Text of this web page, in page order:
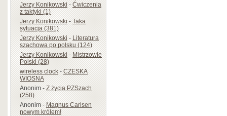
Jerzy Konikowski-Ćwiczenia
z taktyki (1)
Jerzy Konikowski-Taka
sytuacja (381)
Jerzy Konikowski-Literatura
szachowa po polsku (124)
Jerzy Konikowski-Mistrzowie
Polski (28)
wireless clock-CZESKA
WIOSNA
Anonim-Z życia PZSzach
(258)
Anonim-Magnus Carlsen
nowym królem!